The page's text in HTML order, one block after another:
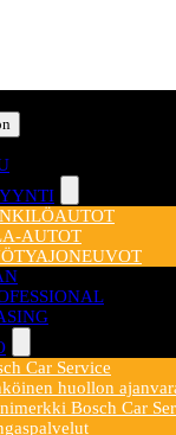
AUTOT
Car Service
huollon
Bosch Car